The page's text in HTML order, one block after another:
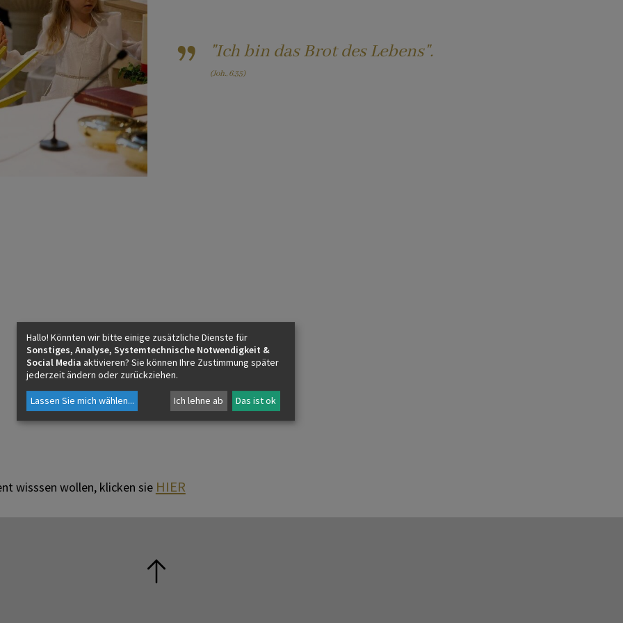
... kirchlich heiraten
... Begleitung in Krankheit und
Alter
... Begleitung bei einem
Todesfall
oder der Jungschar anmelden
"Ich bin das Brot des Lebens".
(Joh., 6,35)
wisssen wollen, klicken sie HIER
Hallo! Könnten wir bitte einige zusätzliche Dienste für
Sonstiges, Analyse, Systemtechnische Notwendigkeit &
Social Media aktivieren? Sie können Ihre Zustimmung später
jederzeit ändern oder zurückziehen.
Lassen Sie mich wählen... Ich lehne ab Das ist ok